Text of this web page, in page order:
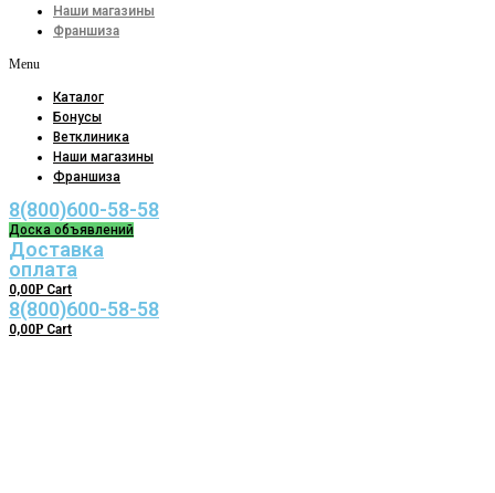
Наши магазины
Франшиза
Menu
Каталог
Бонусы
Ветклиника
Наши магазины
Франшиза
8(800)600-58-58
Доска объявлений
Доставка
оплата
0,00Р Cart
8(800)600-58-58
0,00Р Cart